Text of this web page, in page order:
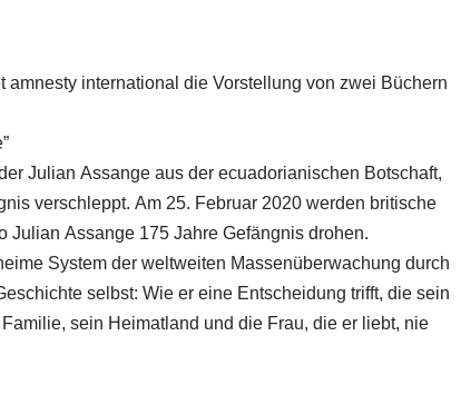
amnesty international die Vorstellung von zwei Büchern
Julian Assange aus der ecuadorianischen Botschaft,
verschleppt. Am 25. Februar 2020 werden britische
Julian Assange 175 Jahre Gefängnis drohen.
System der weltweiten Massenüberwachung durch
selbst: Wie er eine Entscheidung trifft, die sein
sein Heimatland und die Frau, die er liebt, nie